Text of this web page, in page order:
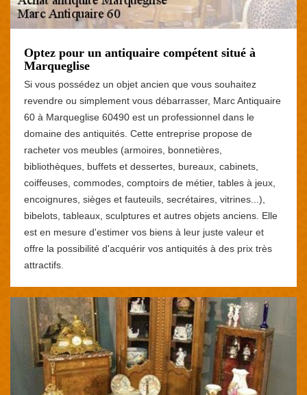
Optez pour un antiquaire compétent situé à
Marqueglise
Si vous possédez un objet ancien que vous souhaitez
revendre ou simplement vous débarrasser, Marc Antiquaire
60 à Marqueglise 60490 est un professionnel dans le
domaine des antiquités. Cette entreprise propose de
racheter vos meubles (armoires, bonnetières,
bibliothèques, buffets et dessertes, bureaux, cabinets,
coiffeuses, commodes, comptoirs de métier, tables à jeux,
encoignures, sièges et fauteuils, secrétaires, vitrines...),
bibelots, tableaux, sculptures et autres objets anciens. Elle
est en mesure d'estimer vos biens à leur juste valeur et
offre la possibilité d'acquérir vos antiquités à des prix très
attractifs.